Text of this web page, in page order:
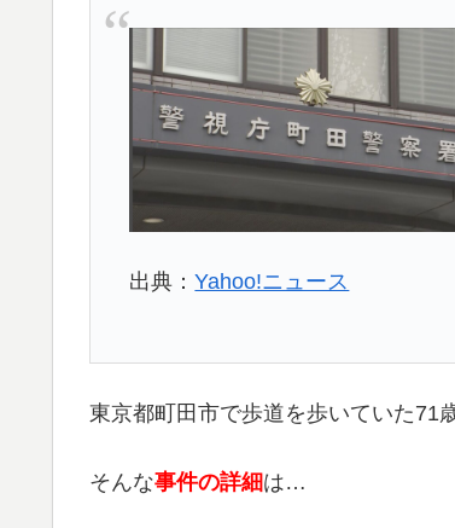
出典：Yahoo!ニュース
東京都町田市で歩道を歩いていた71
そんな事件の詳細は…